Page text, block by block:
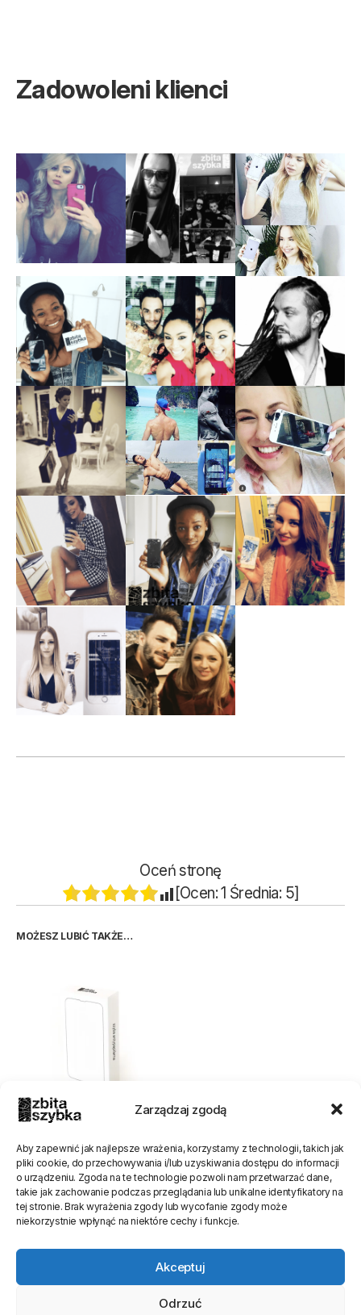
Zarządzaj zgodą
Aby zapewnić jak najlepsze wrażenia, korzystamy z technologii, takich jak
pliki cookie, do przechowywania i/lub uzyskiwania dostępu do informacji
o urządzeniu. Zgoda na te technologie pozwoli nam przetwarzać dane,
takie jak zachowanie podczas przeglądania lub unikalne identyfikatory na
tej stronie. Brak wyrażenia zgody lub wycofanie zgody może
niekorzystnie wpłynąć na niektóre cechy i funkcje.
Akceptuj
Odrzuć
Zadowoleni klienci
Oceń stronę
[Ocen:1 Średnia: 5]
MOŻESZ LUBIĆ TAKŻE…
149,00zł